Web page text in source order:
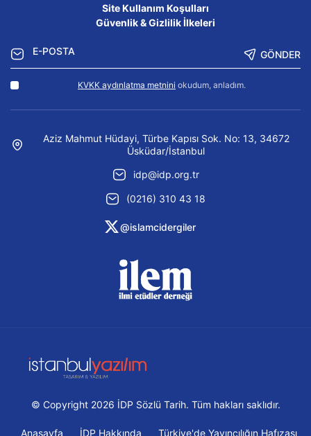
Site Kullanım Koşulları
Güvenlik & Gizlilik İlkeleri
GÖNDER
KVKK aydınlatma metnini okudum, anladım.
Aziz Mahmut Hüdayi, Türbe Kapısı Sok. No: 13, 34672
Üsküdar/İstanbul
idp@idp.org.tr
(0216) 310 43 18
@islamcidergiler
© Copyright 2026 İDP Sözlü Tarih. Tüm hakları saklıdır.
Anasayfa İDP Hakkında Türkiye'de Yayıncılığın Hafızası